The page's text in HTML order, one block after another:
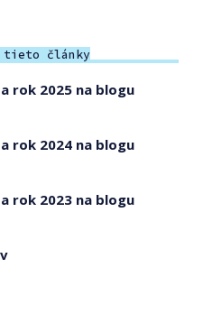
tieto články
rok 2025 na blogu
rok 2024 na blogu
rok 2023 na blogu